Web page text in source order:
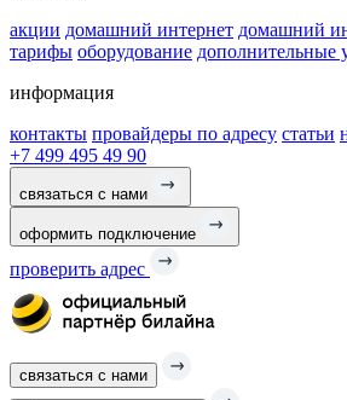
акции домашний интернет домашний
тарифы оборудование дополнительные
информация
контакты провайдеры по адресу статьи
+7 499 495 49 90
связаться с нами
оформить подключение
проверить адрес
связаться с нами